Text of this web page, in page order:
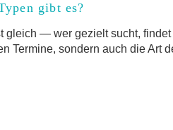
gibt es?
gleich — wer gezielt sucht,
Termine, sondern auch die Art